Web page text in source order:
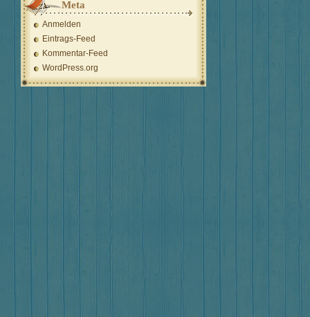
Meta
Anmelden
Eintrags-Feed
Kommentar-Feed
WordPress.org